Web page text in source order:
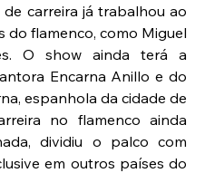
carreira já trabalhou ao
do flamenco, como Miguel
O show ainda terá a
Encarna Anillo e do
espanhola da cidade de
no flamenco ainda
dividiu o palco com
em outros países do